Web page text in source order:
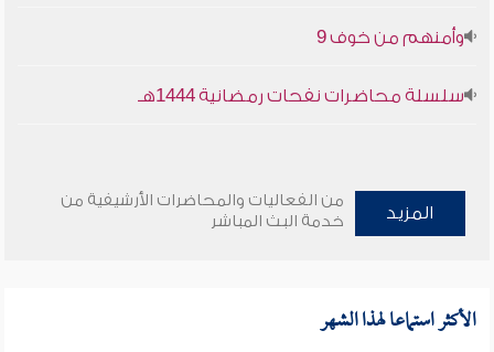
وأمنهم من خوف 9
سلسلة محاضرات نفحات رمضانية 1444هـ
المزيد
من الفعاليات والمحاضرات الأرشيفية من
خدمة البث المباشر
الأكثر استماعا لهذا الشهر